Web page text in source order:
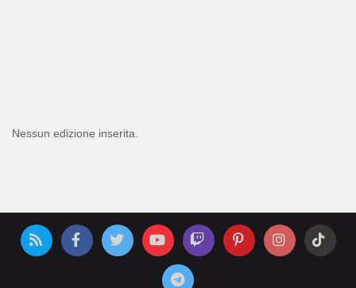
Nessun edizione inserita.